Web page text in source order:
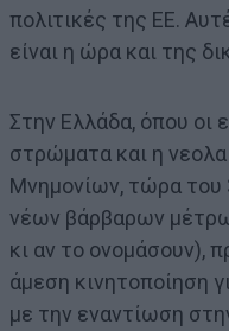
πολιτικές της ΕΕ.
είναι η ώρα και της
Στην Ελλάδα, όπου οι
στρώματα και η
Μνημονίων, τώρα του
νέων βάρβαρων
κι αν το ονομάσουν),
άμεση κινητοποίηση
με την εναντίωση